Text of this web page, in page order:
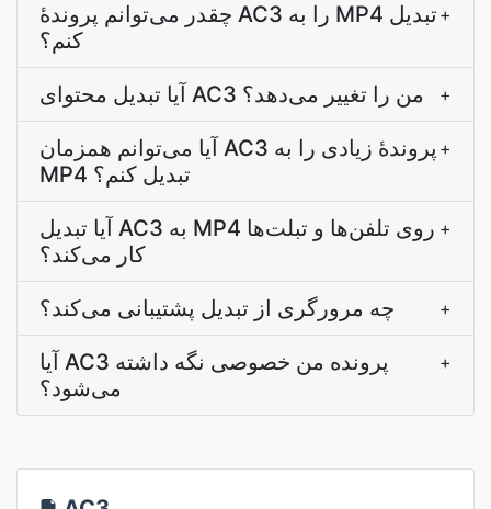
چقدر می‌توانم پروندۀ AC3 را به MP4 تبدیل
کنم؟
+
آیا تبدیل محتوای AC3 من را تغییر می‌دهد؟ +
آیا می‌توانم همزمان AC3 پروندۀ زیادی را به
MP4 تبدیل کنم؟
+
آیا تبدیل AC3 به MP4 روی تلفن‌ها و تبلت‌ها
کار می‌کند؟
+
چه مرورگری از تبدیل پشتیبانی می‌کند؟ +
آیا AC3 پرونده من خصوصی نگه داشته
می‌شود؟
+